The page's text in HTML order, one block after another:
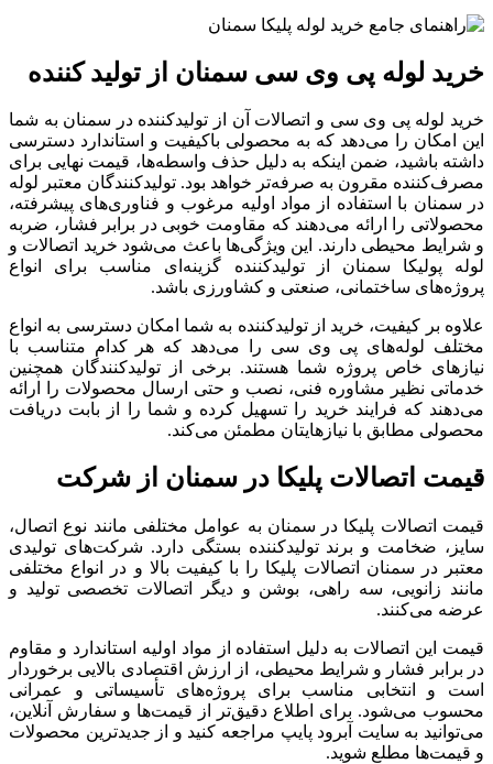
خرید لوله پی وی سی سمنان از تولید کننده
خرید لوله پی وی سی و اتصالات آن از تولیدکننده در سمنان به شما
این امکان را می‌دهد که به محصولی باکیفیت و استاندارد دسترسی
داشته باشید، ضمن اینکه به دلیل حذف واسطه‌ها، قیمت نهایی برای
مصرف‌کننده مقرون ‌به‌ صرفه‌تر خواهد بود. تولیدکنندگان معتبر لوله
در سمنان با استفاده از مواد اولیه مرغوب و فناوری‌های پیشرفته،
محصولاتی را ارائه می‌دهند که مقاومت خوبی در برابر فشار، ضربه
و شرایط محیطی دارند. این ویژگی‌ها باعث می‌شود خرید اتصالات و
لوله پولیکا سمنان از تولیدکننده گزینه‌ای مناسب برای انواع
پروژه‌های ساختمانی، صنعتی و کشاورزی باشد.
علاوه بر کیفیت، خرید از تولیدکننده به شما امکان دسترسی به انواع
مختلف لوله‌های پی وی سی را می‌دهد که هر کدام متناسب با
نیازهای خاص پروژه شما هستند. برخی از تولیدکنندگان همچنین
خدماتی نظیر مشاوره فنی، نصب و حتی ارسال محصولات را ارائه
می‌دهند که فرایند خرید را تسهیل کرده و شما را از بابت دریافت
محصولی مطابق با نیازهایتان مطمئن می‌کند.
قیمت اتصالات پلیکا در سمنان از شرکت
قیمت اتصالات پلیکا در سمنان به عوامل مختلفی مانند نوع اتصال،
سایز، ضخامت و برند تولیدکننده بستگی دارد. شرکت‌های تولیدی
معتبر در سمنان اتصالات پلیکا را با کیفیت بالا و در انواع مختلفی
مانند زانویی، سه‌ راهی، بوشن و دیگر اتصالات تخصصی تولید و
عرضه می‌کنند.
قیمت این اتصالات به دلیل استفاده از مواد اولیه استاندارد و مقاوم
در برابر فشار و شرایط محیطی، از ارزش اقتصادی بالایی برخوردار
است و انتخابی مناسب برای پروژه‌های تأسیساتی و عمرانی
محسوب می‌شود. برای اطلاع دقیق‌تر از قیمت‌ها و سفارش آنلاین،
می‌توانید به سایت آبرود پایپ مراجعه کنید و از جدیدترین محصولات
و قیمت‌ها مطلع شوید.